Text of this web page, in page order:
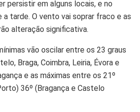
persistir em alguns locais, e no
tarde. O vento vai soprar fraco e as
alteração significativa.
vão oscilar entre os 23 graus
Braga, Coimbra, Leiria, Évora e
e as máximas entre os 21º
36º (Bragança e Castelo